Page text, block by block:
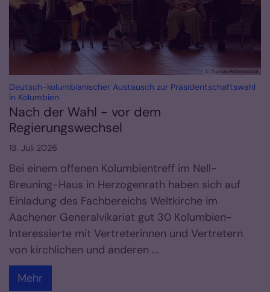
© Thomas Hohenschue
Deutsch-kolumbianischer Austausch zur Präsidentschaftswahl
in Kolumbien
Nach der Wahl - vor dem
Regierungswechsel
13. Juli 2026
Bei einem offenen Kolumbientreff im Nell-
Breuning-Haus in Herzogenrath haben sich auf
Einladung des Fachbereichs Weltkirche im
Aachener Generalvikariat gut 30 Kolumbien-
Interessierte mit Vertreterinnen und Vertretern
von kirchlichen und anderen ...
Mehr